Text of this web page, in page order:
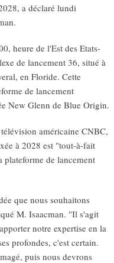
a déclaré lundi
heure de l'Est des Etats-
de lancement 36, situé à
en Floride. Cette
de lancement
New Glenn de Blue Origin.
américaine CNBC,
à 2028 est "tout-à-fait
plateforme de lancement
que nous souhaitons
M. Isaacman. "Il s'agit
notre expertise en la
profondes, c'est certain.
puis nous devrons